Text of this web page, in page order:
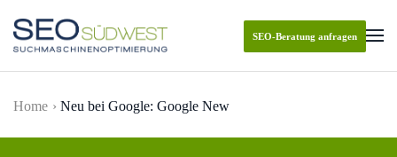
Skip to main content
SEO-Beratung anfragen
Home Neu bei Google: Google New